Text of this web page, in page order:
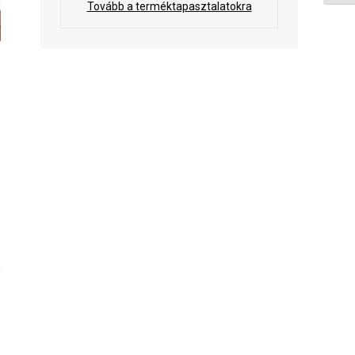
Tovább a terméktapasztalatokra